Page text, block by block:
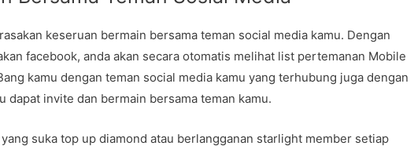
keseruan bermain bersama teman social media kamu. Dengan
facebook, anda akan secara otomatis melihat list pertemanan Mobile
kamu dengan teman social media kamu yang terhubung juga dengan
dapat invite dan bermain bersama teman kamu.
suka top up diamond atau berlangganan starlight member setiap